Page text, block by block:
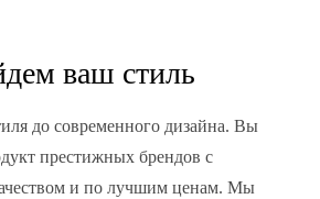
ваш стиль
до современного дизайна. Вы
престижных брендов с
и по лучшим ценам. Мы